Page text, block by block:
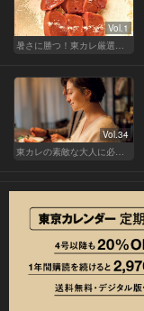
Vol.1
暑さに勝つ！東カレ厳選ホルモン特集
Vol.34
東カレの素敵な大人に必要なこと